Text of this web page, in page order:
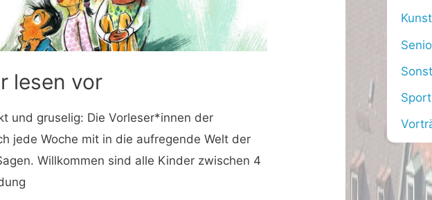
lesen vor
und gruselig: Die Vorleser*innen der
jede Woche mit in die aufregende Welt der
Willkommen sind alle Kinder zwischen 4